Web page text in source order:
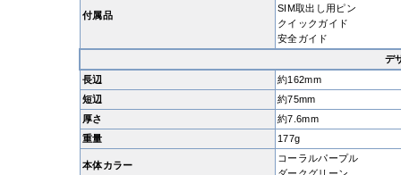
付属品
SIM取出し用ピン
クイックガイド
安全ガイド
デ
長辺
約162mm
短辺
約75mm
厚さ
約7.6mm
重量
177g
本体カラー
コーラルパープル